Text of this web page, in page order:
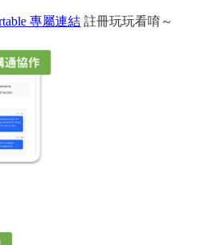
專屬連結 註冊玩玩看唷～